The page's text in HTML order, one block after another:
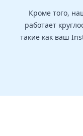
Кроме того,
работает
такие как ваш